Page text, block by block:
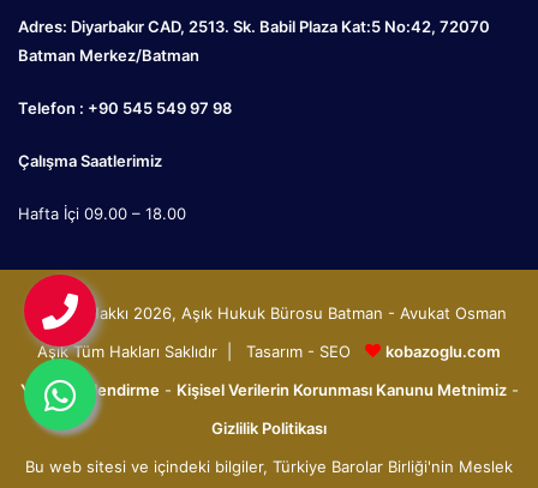
Adres: Diyarbakır CAD, 2513. Sk. Babil Plaza Kat:5 No:42, 72070
Batman Merkez/Batman
Telefon : +90 545 549 97 98
Çalışma Saatlerimiz
Hafta İçi 09.00 – 18.00
© Telif Hakkı 2026, Aşık Hukuk Bürosu Batman - Avukat Osman
Aşık Tüm Hakları Saklıdır | Tasarım - SEO
kobazoglu.com
Yasal Bilgilendirme- Kişisel Verilerin Korunması Kanunu Metnimiz-
Gizlilik Politikası
Bu web sitesi ve içindeki bilgiler, Türkiye Barolar Birliği'nin Meslek